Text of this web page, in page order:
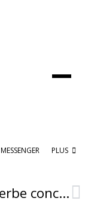
MESSENGER PLUS
Un superbe concert du groupe Djecko à Combret